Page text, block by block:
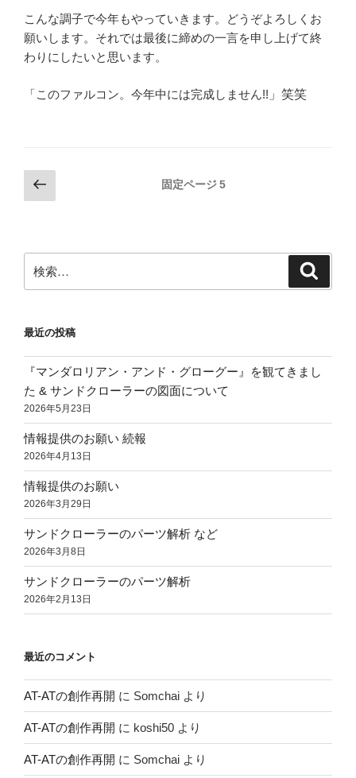
こんな調子で今年もやっていきます。どうぞよろしくお
願いします。それでは最後に締めの一言を申し上げて終
わりにしたいと思います。
「このファルコン。今年中には完成しません!! 」笑笑
投
稿
ー
ジ
り
前
の
ジ
固定ページ5
索:
最近の投稿
『マンダロリアン・アンド・グローグー』を観てきまし
た & サンドクローラーの図面について
2026年5月23日
情報提供のお願い 続報
2026年4月13日
情報提供のお願い
2026年3月29日
サンドクローラーのパーツ解析 など
2026年3月8日
サンドクローラーのパーツ解析
2026年2月13日
最近のコメント
AT-ATの創作再開 に Somchai より
AT-ATの創作再開 に koshi50 より
AT-ATの創作再開 に Somchai より